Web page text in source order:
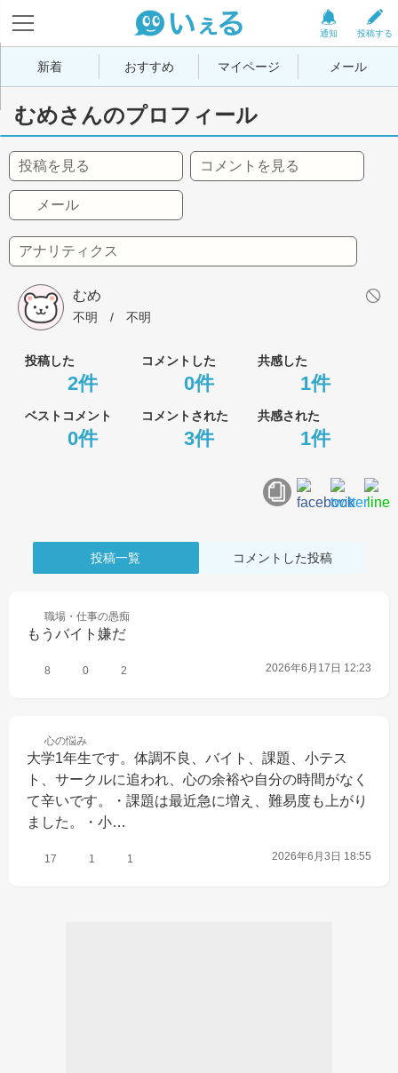
投稿する
通知
新着 おすすめ マイページ メール
むめさんのプロフィール
投稿を見る コメントを見る
メール
アナリティクス
むめ
不明 / 不明
投稿した コメントした 共感した
2件 0件 1件
ベストコメント コメントされた 共感された
0件 3件 1件
投稿一覧 コメントした投稿
職場・仕事の愚痴
もうバイト嫌だ
8 0 2 2026年6月17日 12:23
心の悩み
大学1年生です。体調不良、バイト、課題、小テス
ト、サークルに追われ、心の余裕や自分の時間がなく
て辛いです。・課題は最近急に増え、難易度も上がり
ました。・小…
17 1 1 2026年6月3日 18:55